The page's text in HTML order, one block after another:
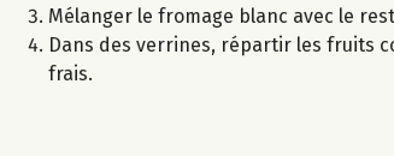
Mélanger le fromage blanc avec le
Dans des verrines, répartir les fruits
frais.